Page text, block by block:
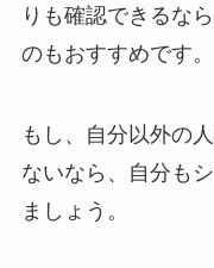
りも確認できるな
のもおすすめです。
もし、自分以外の
ないなら、自分も
ましょう。